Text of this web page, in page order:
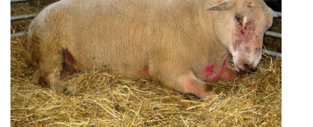
PASTVA ZVÍŘAT - VÝPOČET ZATÍŽENÍ PASTVINY
POVINNOSTI CHOVATELE, REGISTRACE CHOVŮ, EVIDENCE
CHOVATELSKÉ POTŘEBY, KONTAKTY A ZAJÍMAVÉ